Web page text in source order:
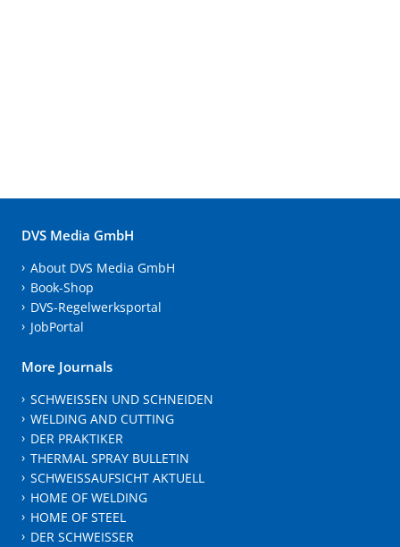
DVS Media GmbH
About DVS Media GmbH
Book-Shop
DVS-Regelwerksportal
JobPortal
More Journals
SCHWEISSEN UND SCHNEIDEN
WELDING AND CUTTING
DER PRAKTIKER
THERMAL SPRAY BULLETIN
SCHWEISSAUFSICHT AKTUELL
HOME OF WELDING
HOME OF STEEL
DER SCHWEISSER